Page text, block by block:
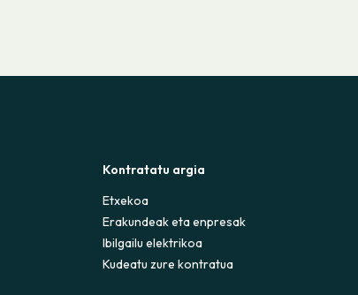
Kontratatu argia
Etxekoa
Erakundeak eta enpresak
Ibilgailu elektrikoa
Kudeatu zure kontratua